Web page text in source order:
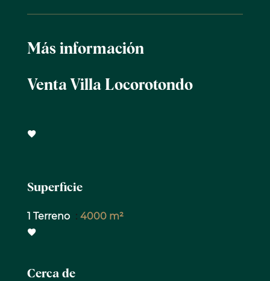
Más información
Venta Villa Locorotondo
Superficie
1 Terreno 4000 m²
Cerca de